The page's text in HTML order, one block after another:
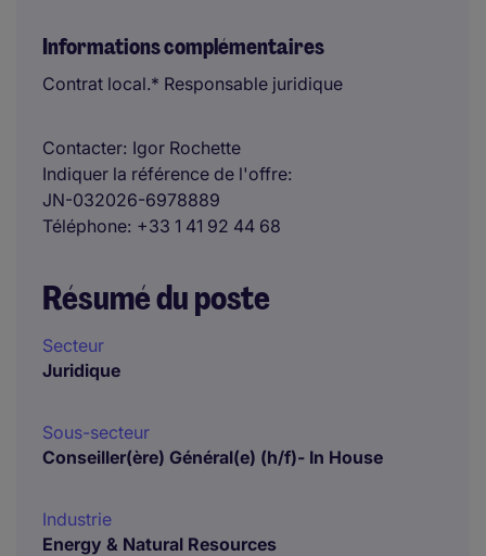
Informations complémentaires
Contrat local.* Responsable juridique
Contacter Igor Rochette
Indiquer la référence de l'offre
JN-032026-6978889
Téléphone +33 1 41 92 44 68
Résumé du poste
Secteur
Juridique
Sous-secteur
Conseiller(ère) Général(e) (h/f)- In House
Industrie
Energy & Natural Resources